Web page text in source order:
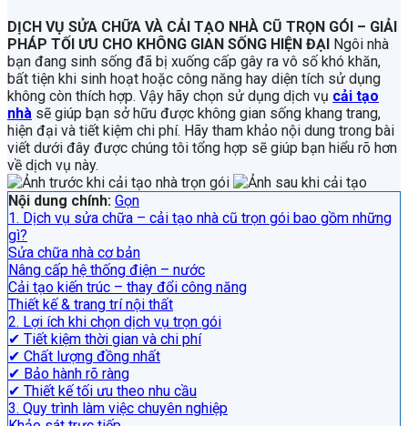
DỊCH VỤ SỬA CHỮA VÀ CẢI TẠO NHÀ CŨ TRỌN GÓI – GIẢI
PHÁP TỐI ƯU CHO KHÔNG GIAN SỐNG HIỆN ĐẠI Ngôi nhà
bạn đang sinh sống đã bị xuống cấp gây ra vô số khó khăn,
bất tiện khi sinh hoạt hoặc công năng hay diện tích sử dụng
không còn thích hợp. Vậy hãy chọn sử dụng dịch vụ cải tạo
nhà sẽ giúp bạn sở hữu được không gian sống khang trang,
hiện đại và tiết kiệm chi phí. Hãy tham khảo nội dung trong bài
viết dưới đây được chúng tôi tổng hợp sẽ giúp bạn hiểu rõ hơn
về dịch vụ này.
Nội dung chính: Gọn
1. Dịch vụ sửa chữa – cải tạo nhà cũ trọn gói bao gồm những
gì?
Sửa chữa nhà cơ bản
Nâng cấp hệ thống điện – nước
Cải tạo kiến trúc – thay đổi công năng
Thiết kế & trang trí nội thất
2. Lợi ích khi chọn dịch vụ trọn gói
✔ Tiết kiệm thời gian và chi phí
✔ Chất lượng đồng nhất
✔ Bảo hành rõ ràng
✔ Thiết kế tối ưu theo nhu cầu
3. Quy trình làm việc chuyên nghiệp